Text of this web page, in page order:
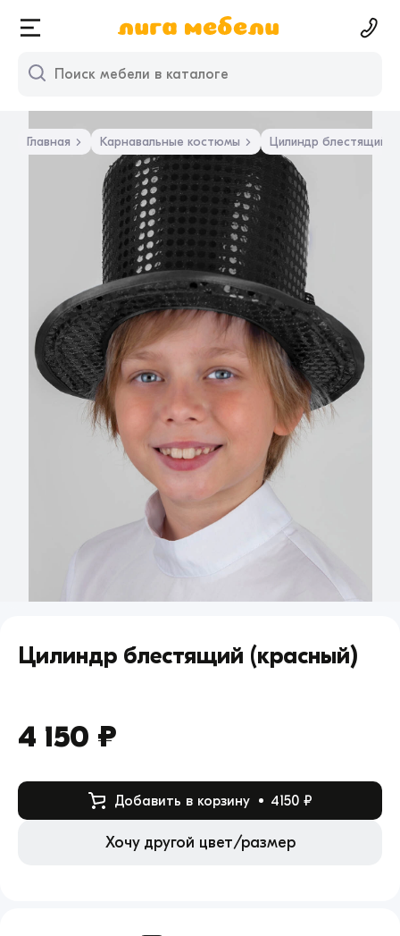
Главная Карнавальные костюмы Цилиндр блестящий
Цилиндр блестящий (красный)
4 150 ₽
Добавить в корзину 4150 ₽
Хочу другой цвет/размер